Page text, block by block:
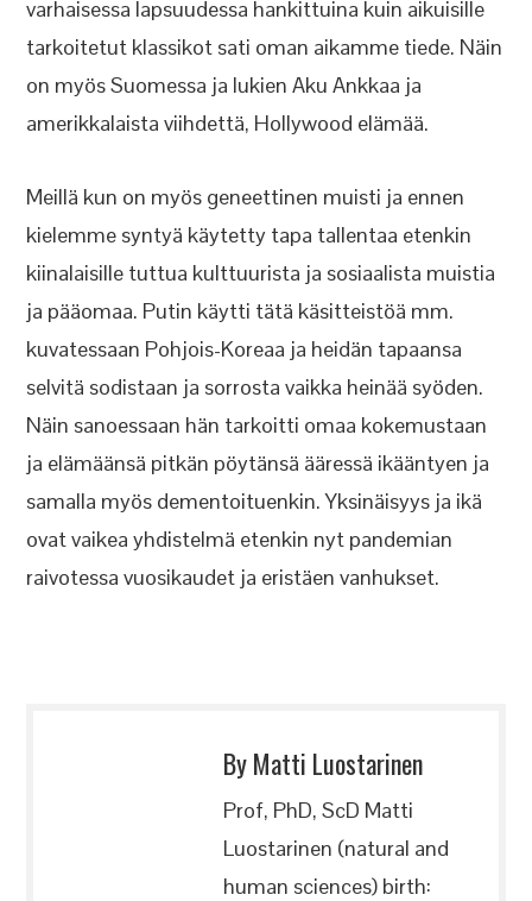
varhaisessa lapsuudessa hankittuina kuin aikuisille
tarkoitetut klassikot sati oman aikamme tiede. Näin
on myös Suomessa ja lukien Aku Ankkaa ja
amerikkalaista viihdettä, Hollywood elämää.
Meillä kun on myös geneettinen muisti ja ennen
kielemme syntyä käytetty tapa tallentaa etenkin
kiinalaisille tuttua kulttuurista ja sosiaalista muistia
ja pääomaa. Putin käytti tätä käsitteistöä mm.
kuvatessaan Pohjois-Koreaa ja heidän tapaansa
selvitä sodistaan ja sorrosta vaikka heinää syöden.
Näin sanoessaan hän tarkoitti omaa kokemustaan
ja elämäänsä pitkän pöytänsä ääressä ikääntyen ja
samalla myös dementoituenkin. Yksinäisyys ja ikä
ovat vaikea yhdistelmä etenkin nyt pandemian
raivotessa vuosikaudet ja eristäen vanhukset.
By Matti Luostarinen
Prof, PhD, ScD Matti
Luostarinen (natural and
human sciences) birth: